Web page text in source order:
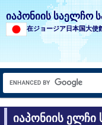
იაპონიის საელჩო
在ジョージア日本国大使
იაპონიის